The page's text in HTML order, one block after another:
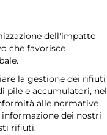
dell'impatto
che favorisce
la gestione dei rifiuti
pile e accumulatori, nel
alle normative
dei nostri
rifiuti.